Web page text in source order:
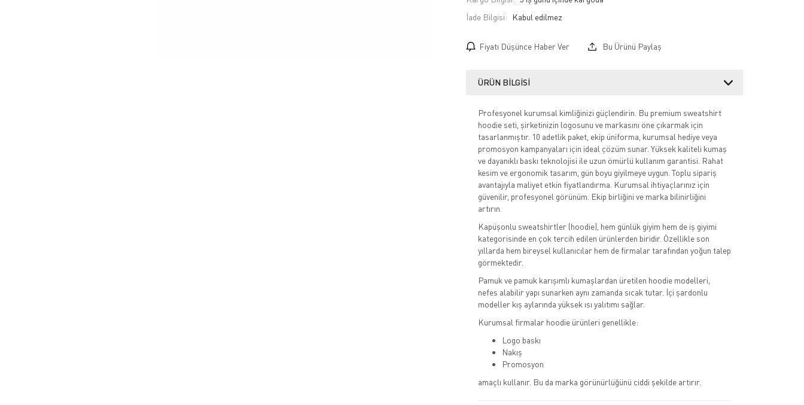
İade Bilgisi:
Fiyatı Düşünce Haber Ver Bu Ürünü Paylaş
ÜRÜN BILGISI
Profesyonel kurumsal kimliğinizi güçlendirin. Bu premium sweatshirt
hoodie seti, şirketinizin logosunu ve markasını öne çıkarmak için
tasarlanmıştır. 10 adetlik paket, ekip üniforma, kurumsal hediye veya
promosyon kampanyaları için ideal çözüm sunar. Yüksek kaliteli kumaş
ve dayanıklı baskı teknolojisi ile uzun ömürlü kullanım garantisi. Rahat
kesim ve ergonomik tasarım, gün boyu giyilmeye uygun. Toplu sipariş
avantajıyla maliyet etkin fiyatlandırma. Kurumsal ihtiyaçlarınız için
güvenilir, profesyonel görünüm. Ekip birliğini ve marka bilinirliğini
artırın.
Kapüşonlu sweatshirtler (hoodie), hem günlük giyim hem de iş giyimi
kategorisinde en çok tercih edilen ürünlerden biridir. Özellikle son
yıllarda hem bireysel kullanıcılar hem de firmalar tarafından yoğun talep
görmektedir.
Pamuk ve pamuk karışımlı kumaşlardan üretilen hoodie modelleri,
nefes alabilir yapı sunarken aynı zamanda sıcak tutar. İçi şardonlu
modeller kış aylarında yüksek ısı yalıtımı sağlar.
Kurumsal firmalar hoodie ürünleri genellikle:
Logo baskı
Nakış
Promosyon
amaçlı kullanır. Bu da marka görünürlüğünü ciddi şekilde artırır.